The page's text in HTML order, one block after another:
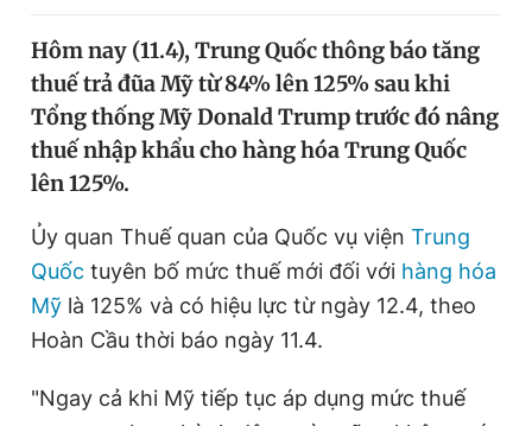
Tin 360
Video Magazine
Sản phẩm khác
Tiện ích Bạn cần biết
Thông tin tòa soạn Liên hệ quảng cáo
Hôm nay (11.4), Trung Quốc thông báo tăng
thuế trả đũa Mỹ từ 84% lên 125% sau khi
Tổng thống Mỹ Donald Trump trước đó nâng
thuế nhập khẩu cho hàng hóa Trung Quốc
lên 125%.
Ủy quan Thuế quan của Quốc vụ viện Trung
Quốc tuyên bố mức thuế mới đối với hàng hóa
Mỹ là 125% và có hiệu lực từ ngày 12.4, theo
Hoàn Cầu thời báo ngày 11.4.
"Ngay cả khi Mỹ tiếp tục áp dụng mức thuế